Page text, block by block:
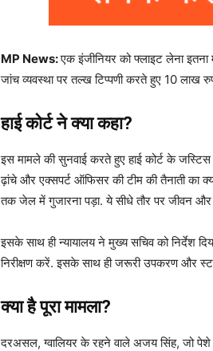
MP News:एक इंजीनियर को फ्लाइट लेना
जांच व्यवस्था पर तल्ख टिप्पणी करते हुए 10 लाख
हाई कोर्ट ने क्या कहा?
इस मामले की सुनवाई करते हुए हाई कोर्ट के
ढ़ांचे और एक्सपर्ट ऑफिसर की टीम की तैनाती का
तक जेल में गुजारना पड़ा. ये सीधे तौर पर जीवन
इसके साथ ही न्यायालय ने मुख्य सचिव को निर्देश
निरीक्षण करें. इसके साथ ही जरूरी उपकरण और
क्या है पूरा मामला?
दरअसल, ग्वालियर के रहने वाले अजय सिंह, जो पेशे